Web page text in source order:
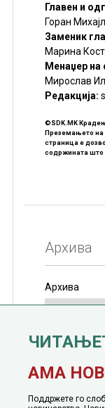
Главен и
Горан
Заменик
Марина
Менаџер на
Мирослав
Редакцијa:
©SDK.MK
Преземањето на
страница е
содржината што
Архива
Архива
јануари, 1991
АМА
Поддржете го